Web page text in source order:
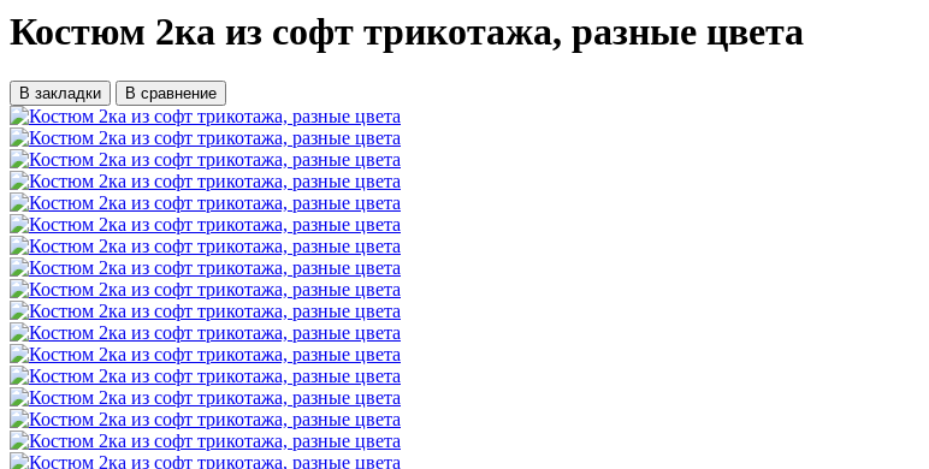
Костюм 2ка из софт трикотажа, разные цвета
В закладки В сравнение